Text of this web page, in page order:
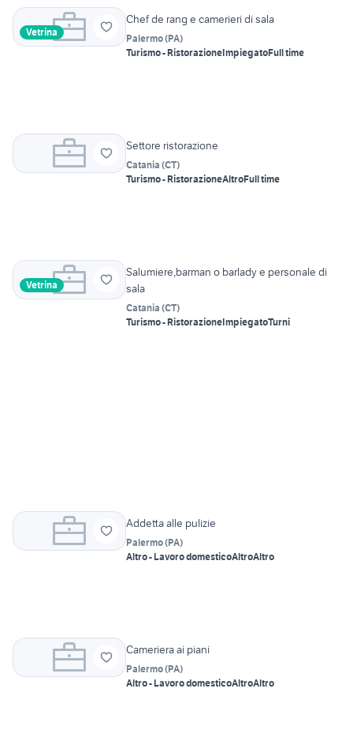
Vetrina
Chef de rang e camerieri di sala
Palermo(PA)
Turismo - RistorazioneImpiegatoFull time
Settore ristorazione
Catania (CT)
Turismo - RistorazioneAltroFull time
Vetrina
Salumiere,barman o barlady e personale di
sala
Catania (CT)
Turismo - RistorazioneImpiegatoTurni
Addetta alle pulizie
Palermo(PA)
Altro - Lavoro domesticoAltroAltro
Cameriera ai piani
Palermo(PA)
Altro - Lavoro domesticoAltroAltro